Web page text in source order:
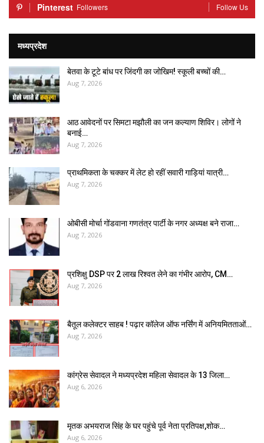
Pinterest Followers Follow Us
मध्यप्रदेश
बेतवा के टूटे बांध पर जिंदगी का जोखिम! स्कूली बच्चों की…
Aug 7, 2026
आठ आवेदनों पर सिमटा मझौली का जन कल्याण शिविर। लोगों ने
बनाई…
Aug 7, 2026
प्राथमिकता के चक्कर में लेट हो रहीं सवारी गाड़ियां यात्री…
Aug 7, 2026
ओबीसी मोर्चा गोंडवाना गणतंत्र पार्टी के नगर अध्यक्ष बने राजा…
Aug 7, 2026
प्रशिक्षु DSP पर ₹2 लाख रिश्वत लेने का गंभीर आरोप, CM…
Aug 7, 2026
बैतूल कलेक्टर साहब ! पढ़ार कॉलेज ऑफ नर्सिंग में अनियमितताओं…
Aug 7, 2026
कांग्रेस सेवादल ने मध्यप्रदेश महिला सेवादल के 13 जिला…
Aug 6, 2026
मृतक अभयराज सिंह के घर पहुंचे पूर्व नेता प्रतिपक्ष,शोक…
Aug 6, 2026